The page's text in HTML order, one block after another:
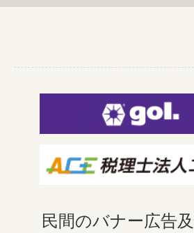
民間のバナー広告